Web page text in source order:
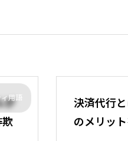
用語
が
欺
決済代行
のメリッ